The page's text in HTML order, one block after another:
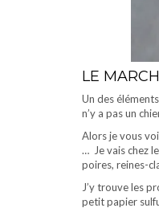
LE
Un des
n’y a pas un
Alors je vous
… Je vais chez
poires, reines-
J’y trouve les
petit papier